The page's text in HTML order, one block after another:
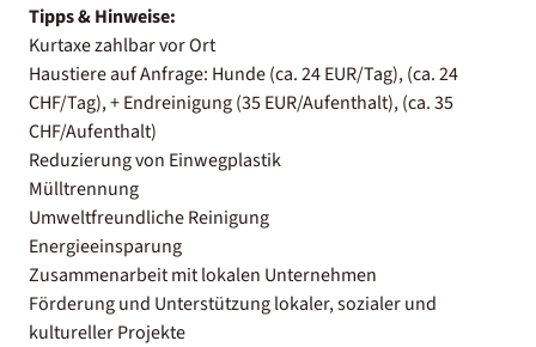
Tipps & Hinweise:
Kurtaxe zahlbar vor Ort
Haustiere auf Anfrage: Hunde (ca. 24 EUR/Tag), (ca. 24
CHF/Tag), + Endreinigung (35 EUR/Aufenthalt), (ca. 35
CHF/Aufenthalt)
Reduzierung von Einwegplastik
Mülltrennung
Umweltfreundliche Reinigung
Energieeinsparung
Zusammenarbeit mit lokalen Unternehmen
Förderung und Unterstützung lokaler, sozialer und
kultureller Projekte